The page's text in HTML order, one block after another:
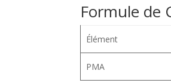
Formule de
Élément
PMA